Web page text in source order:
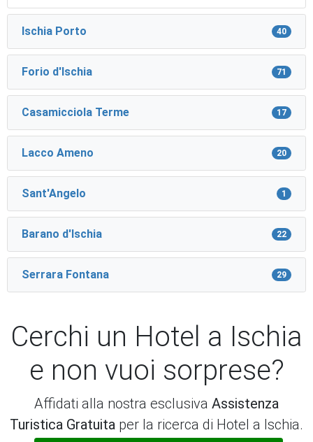
Ischia Porto 40
Forio d'Ischia 71
Casamicciola Terme 17
Lacco Ameno 20
Sant'Angelo 1
Barano d'Ischia 22
Serrara Fontana 29
Cerchi un Hotel a Ischia
e non vuoi sorprese?
Affidati alla nostra esclusiva Assistenza
Turistica Gratuita per la ricerca di Hotel a Ischia.